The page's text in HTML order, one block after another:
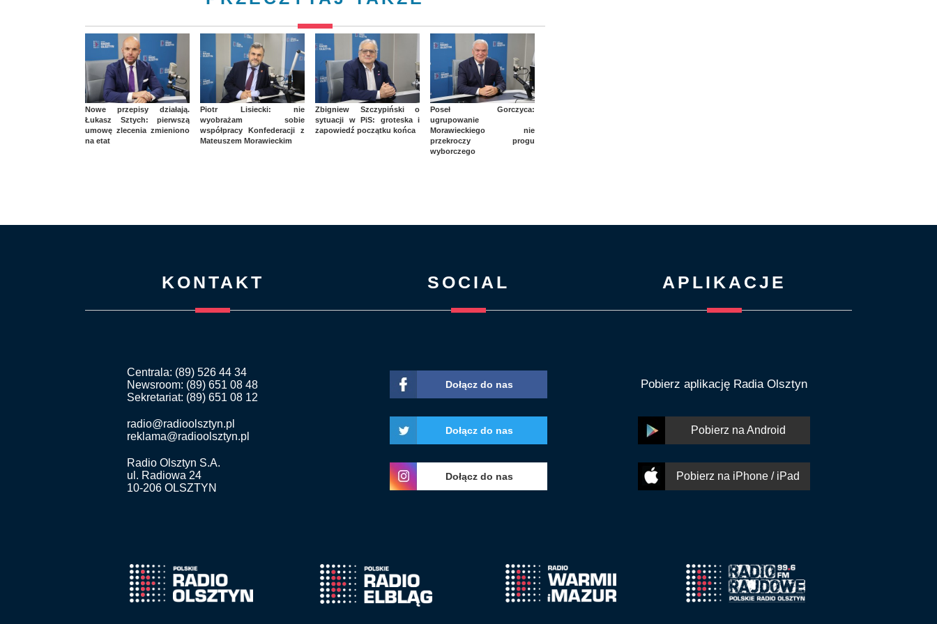
Nowe przepisy działają.
Łukasz Sztych: pierwszą
umowę zlecenia zmieniono
na etat
Piotr Lisiecki: nie
wyobrażam sobie
współpracy Konfederacji z
Mateuszem Morawieckim
Zbigniew Szczypiński o
sytuacji w PiS: groteska i
zapowiedź początku końca
Poseł Gorczyca:
ugrupowanie
Morawieckiego nie
przekroczy progu
wyborczego
KONTAKT
Centrala: (89) 526 44 34
Newsroom: (89) 651 08 48
Sekretariat: (89) 651 08 12
radio@radioolsztyn.pl
reklama@radioolsztyn.pl
Radio Olsztyn S.A.
ul. Radiowa 24
10-206 OLSZTYN
SOCIAL
Dołącz do nas
Dołącz do nas
Dołącz do nas
APLIKACJE
Pobierz aplikację Radia Olsztyn
Pobierz na Android
Pobierz na iPhone / iPad